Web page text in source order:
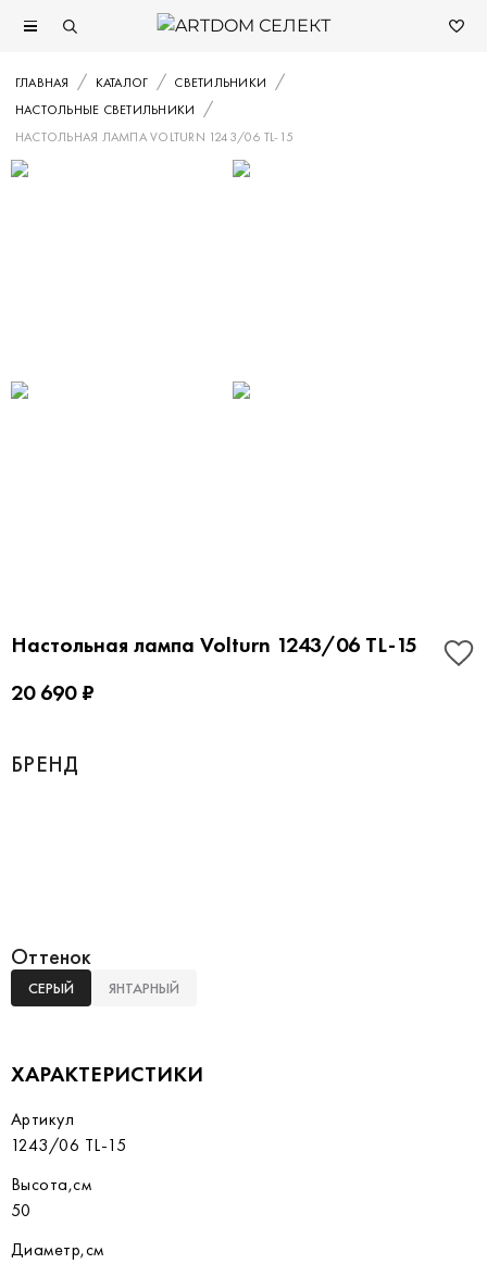
ГЛАВНАЯ КАТАЛОГ
СВЕТИЛЬНИКИ
НАСТОЛЬНЫЕ СВЕТИЛЬНИКИ
НАСТОЛЬНАЯ ЛАМПА VOLTURN 1243/06 TL-15
Настольная лампа Volturn 1243/06 TL-15
20 690 ₽
БРЕНД
Оттенок
СЕРЫЙ ЯНТАРНЫЙ
ХАРАКТЕРИСТИКИ
Артикул
1243/06 TL-15
Высота,см
50
Диаметр,см